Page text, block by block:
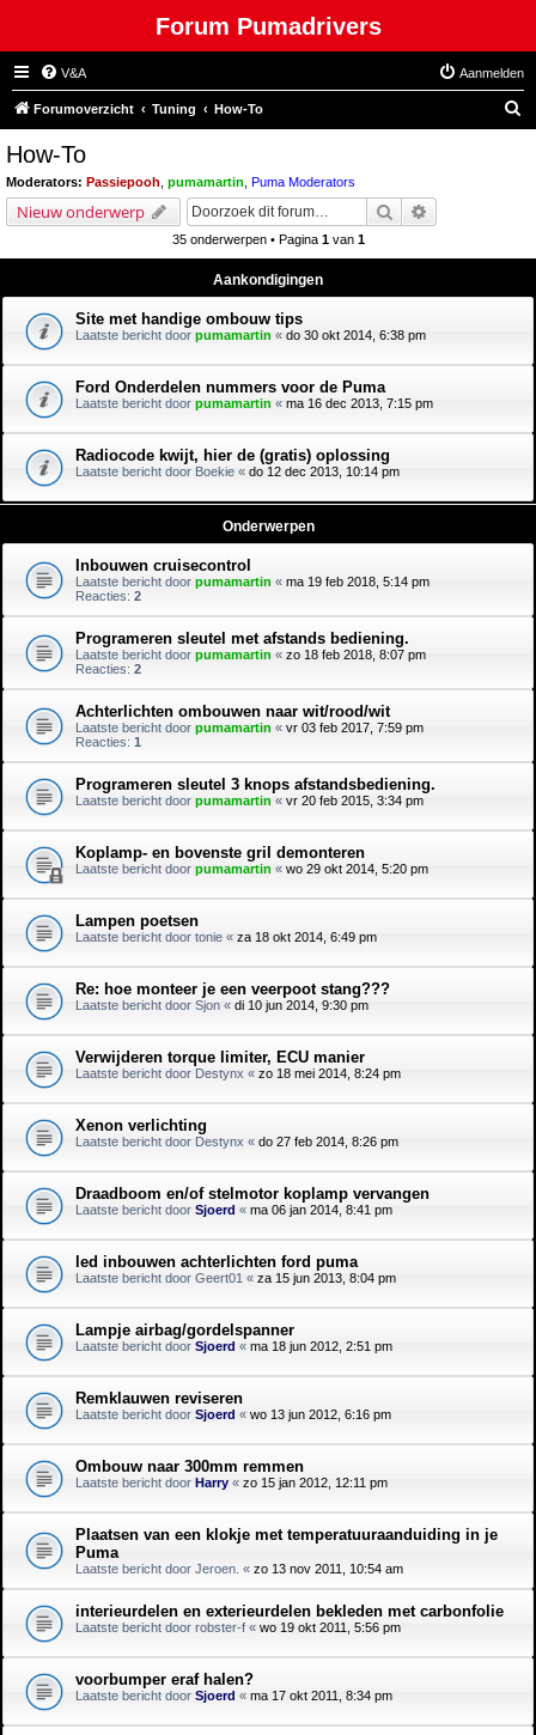
Forum Pumadrivers
V&A Aanmelden
Forumoverzicht Tuning How-To
How-To
Moderators: Passiepooh pumamartin Puma Moderators
Nieuw onderwerp Zoek
35 onderwerpen • Pagina 1van 1
Aankondigingen
Site met handige ombouw tips
Laatste bericht door pumamartin « do 30 okt 2014, 6:38 pm
Ford Onderdelen nummers voor de Puma
Laatste bericht door pumamartin « ma 16 dec 2013, 7:15 pm
Radiocode kwijt, hier de (gratis) oplossing
Laatste bericht door Boekie « do 12 dec 2013, 10:14 pm
Onderwerpen
Inbouwen cruisecontrol
Laatste bericht door pumamartin « ma 19 feb 2018, 5:14 pm
Reacties: 2
Programeren sleutel met afstands bediening.
Laatste bericht door pumamartin « zo 18 feb 2018, 8:07 pm
Reacties: 2
Achterlichten ombouwen naar wit/rood/wit
Laatste bericht door pumamartin « vr 03 feb 2017, 7:59 pm
Reacties: 1
Programeren sleutel 3 knops afstandsbediening.
Laatste bericht door pumamartin « vr 20 feb 2015, 3:34 pm
Koplamp- en bovenste gril demonteren
Laatste bericht door pumamartin « wo 29 okt 2014, 5:20 pm
Lampen poetsen
Laatste bericht door tonie « za 18 okt 2014, 6:49 pm
Re: hoe monteer je een veerpoot stang???
Laatste bericht door Sjon « di 10 jun 2014, 9:30 pm
Verwijderen torque limiter, ECU manier
Laatste bericht door Destynx « zo 18 mei 2014, 8:24 pm
Xenon verlichting
Laatste bericht door Destynx « do 27 feb 2014, 8:26 pm
Draadboom en/of stelmotor koplamp vervangen
Laatste bericht door Sjoerd « ma 06 jan 2014, 8:41 pm
led inbouwen achterlichten ford puma
Laatste bericht door Geert01 « za 15 jun 2013, 8:04 pm
Lampje airbag/gordelspanner
Laatste bericht door Sjoerd « ma 18 jun 2012, 2:51 pm
Remklauwen reviseren
Laatste bericht door Sjoerd « wo 13 jun 2012, 6:16 pm
Ombouw naar 300mm remmen
Laatste bericht door Harry « zo 15 jan 2012, 12:11 pm
Plaatsen van een klokje met temperatuuraanduiding in je
Puma
Laatste bericht door Jeroen. « zo 13 nov 2011, 10:54 am
interieurdelen en exterieurdelen bekleden met carbonfolie
Laatste bericht door robster-f « wo 19 okt 2011, 5:56 pm
voorbumper eraf halen?
Laatste bericht door Sjoerd « ma 17 okt 2011, 8:34 pm